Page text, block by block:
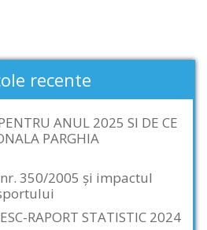
recente
ANUL 2025 SI DE CE
PARGHIA
350/2005 și impactul
RAPORT STATISTIC 2024